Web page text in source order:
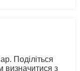
Поділіться
визначитися з